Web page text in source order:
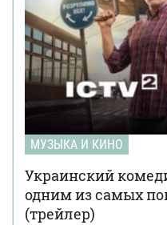
МУЗЫКА И КИНО
Украинский
одним из самых
(трейлер)